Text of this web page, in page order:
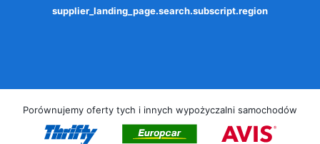
supplier_landing_page.search.subscript.region
Porównujemy oferty tych i innych wypożyczalni samochodów